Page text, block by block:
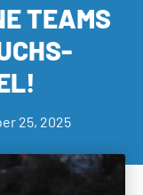
TEAMS
25, 2025